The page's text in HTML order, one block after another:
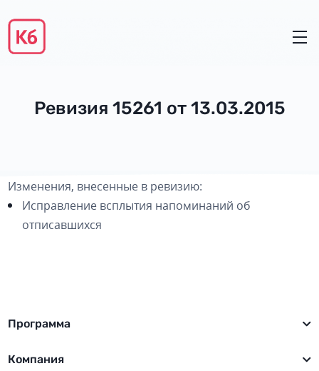
Ревизия 15261 от 13.03.2015
Изменения, внесенные в ревизию:
Исправление всплытия напоминаний об
отписавшихся
Программа
Компания